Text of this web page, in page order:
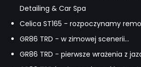
Detailing & Car Spa
Celica ST165 - rozpoczynamy
GR86 TRD - w zimowej scenerii...
GR86 TRD - pierwsze wrażenia z